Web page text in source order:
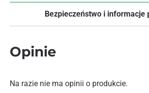
Bezpieczeństwo i informacje
Opinie
Na razie nie ma opinii o produkcie.